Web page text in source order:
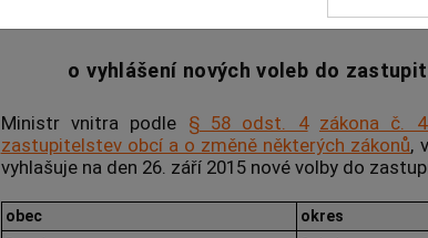
ze dne 1. dubna 2015
o vyhlášení nových voleb do
Ministr vnitra podle § 58 odst. 4 zákona č.
zastupitelstev obcí a o změně některých zákonů,
vyhlašuje na den 26. září 2015 nové volby do
obec okres